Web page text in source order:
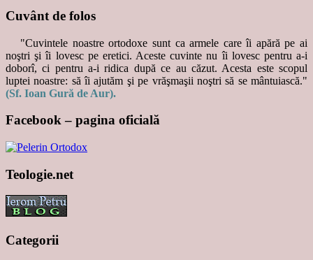
Cuvânt de folos
"Cuvintele noastre ortodoxe sunt ca armele care îi apără pe ai
noştri şi îi lovesc pe eretici. Aceste cuvinte nu îi lovesc pentru a-i
doborî, ci pentru a-i ridica după ce au căzut. Acesta este scopul
luptei noastre: să îi ajutăm şi pe vrăşmaşii noştri să se mântuiască."
(Sf. Ioan Gură de Aur).
Facebook – pagina oficială
Teologie.net
Categorii